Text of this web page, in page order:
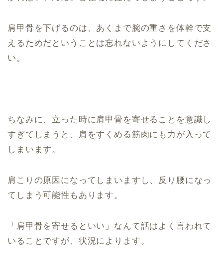
肩甲骨を下げるのは、あくまで腕の重さを体幹で支
えるためだということは忘れないようにしてくださ
い。
ちなみに、立った時に肩甲骨を寄せることを意識し
すぎてしまうと、肩をすくめる筋肉にも力が入って
しまいます。
肩こりの原因になってしまいますし、反り腰になっ
てしまう可能性もあります。
「肩甲骨を寄せるといい」なんて話はよく言われて
いることですが、状況によります。